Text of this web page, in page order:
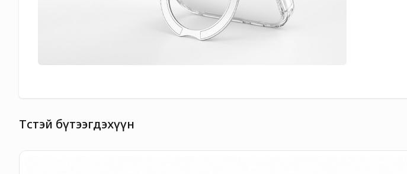
Төстэй бүтээгдэхүүн